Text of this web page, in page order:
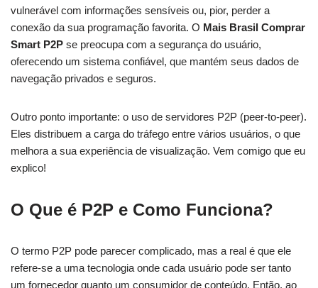
vulnerável com informações sensíveis ou, pior, perder a
conexão da sua programação favorita. O Mais Brasil Comprar
Smart P2P se preocupa com a segurança do usuário,
oferecendo um sistema confiável, que mantém seus dados de
navegação privados e seguros.
Outro ponto importante: o uso de servidores P2P (peer-to-peer).
Eles distribuem a carga do tráfego entre vários usuários, o que
melhora a sua experiência de visualização. Vem comigo que eu
explico!
O Que é P2P e Como Funciona?
O termo P2P pode parecer complicado, mas a real é que ele
refere-se a uma tecnologia onde cada usuário pode ser tanto
um fornecedor quanto um consumidor de conteúdo. Então, ao